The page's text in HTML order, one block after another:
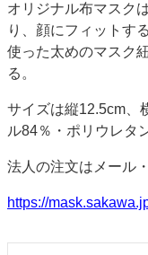
運営
会社案内
購読・
お問い合わせ
オリジナル布マスク
り、顔にフィットす
使った太めのマスク
る。
サイズは縦12.5cm、
ル84％・ポリウレタ
法人の注文はメール
https://